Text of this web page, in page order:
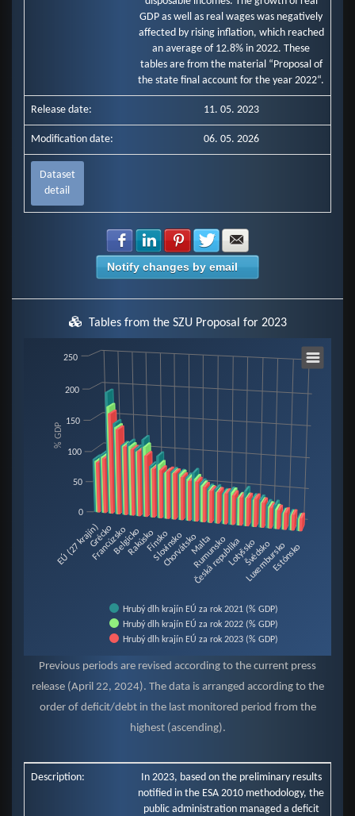
GDP as well as real wages was negatively
affected by rising inflation, which reached
an average of 12.8% in 2022. These
tables are from the material “Proposal of
the state final account for the year 2022“.
Release date: 11. 05. 2023
Modification date: 06. 05. 2026
Dataset
detail
Share with Facebook
Share with LinkedIn
Share with Pinterest
Share with Twitter
Notify changes by email
Tables from the SZU Proposal for 2023
Bar chart with 3 data series.
View as data table, Chart
The chart has 1 X axis displaying categories.
The chart has 1 Y axis displaying % GDP. Data ranges from 17.8 to 195.
% GDP
Hrubý dlh krajín EÚ za rok 2021 (% GDP)
Hrubý dlh krajín EÚ za rok 2022 (% GDP)
Hrubý dlh krajín EÚ za rok 2023 (% GDP)
EÚ (27 krajín)Grécko
FrancúzskoBelgickoRakúskoFínsko
Slovinsko
ChorvátskoMalta
Rumunsko
Česká republikaLotyšskoŠvédsko
Luxembursko
Estónsko
0
50
100
150
200
250
End of interactive chart.
Previous periods are revised according to the current press
release (April 22, 2024). The data is arranged according to the
order of deficit/debt in the last monitored period from the
highest (ascending).
Description:
In 2023, based on the preliminary results
notified in the ESA 2010 methodology, the
public administration managed a deficit